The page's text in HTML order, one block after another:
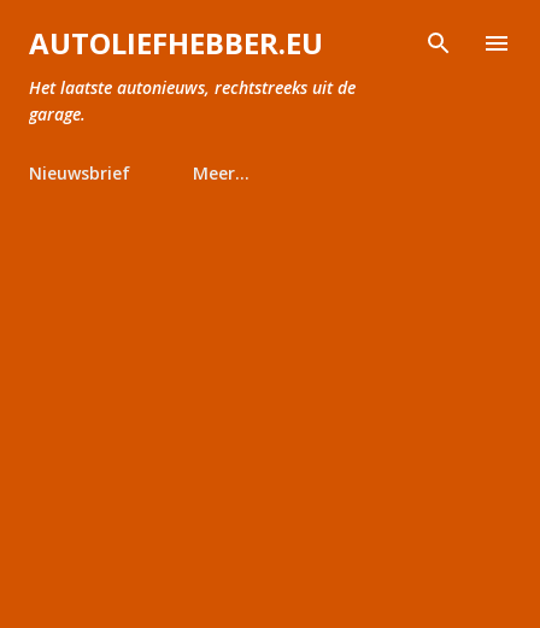
Doorgaan naar hoofdcontent
AUTOLIEFHEBBER.EU
Het laatste autonieuws, rechtstreeks uit de
garage.
Nieuwsbrief Meer…